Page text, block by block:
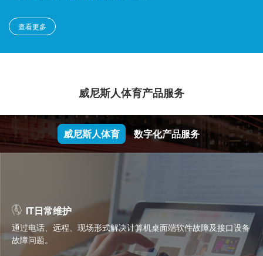
查看更多
威尼斯人体育产品服务
威尼斯人体育 数字化产品服务
IT日常维护
通过电话、远程、现场形式解决计算机桌面端软件故障及接口设备
故障问题。